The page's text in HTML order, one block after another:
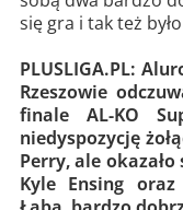
się gra i tak też
PLUSLIGA.PL:
Rzeszowie
finale AL-KO
niedyspozycję
Perry, ale
Kyle Ensing